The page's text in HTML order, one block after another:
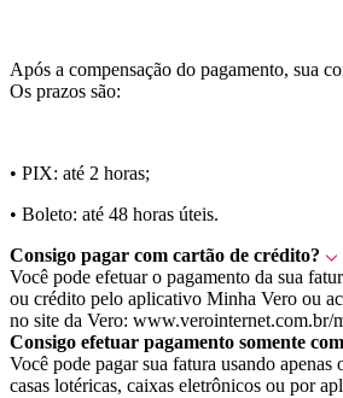
Após a compensação do pagamento, sua
Os prazos são:
• PIX: até 2 horas;
• Boleto: até 48 horas úteis.
Consigo pagar com cartão de crédito?
Você pode efetuar o pagamento da sua
ou crédito pelo aplicativo Minha Vero ou
no site da Vero: www.verointernet.com.br/
Consigo efetuar pagamento somente
Você pode pagar sua fatura usando apenas
casas lotéricas, caixas eletrônicos ou por